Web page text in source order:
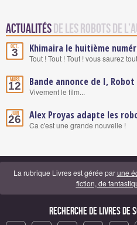
Actualités de Les robots de
Oct.
3 Khimaira le huitième
Tout ! Tout ! Tout ! vous saurez
Mars
12 Bande annonce de I, Robot
Vivement le film...
Juin
26 Alex Proyas adapte les
Ca c'est une grande nouvelle !
La rubrique Livres est gérée parune
fiction, de
Recherche de Livres de